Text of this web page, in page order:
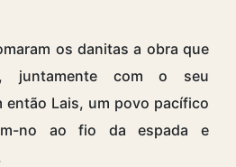
os danitas a obra que
juntamente com o seu
então Lais, um povo pacífico
no ao fio da espada e